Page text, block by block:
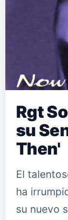
Rgt
su
Then'
El
ha
su nuevo